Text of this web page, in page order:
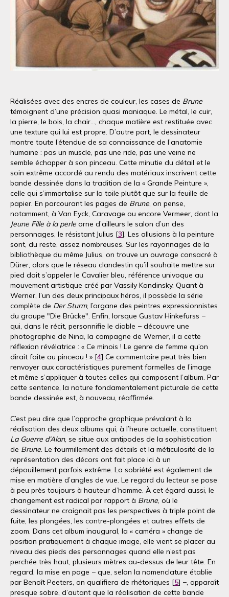
Réalisées avec des encres de couleur, les cases de Brune
témoignent d’une précision quasi maniaque. Le métal, le cuir,
la pierre, le bois, la chair..., chaque matière est restituée avec
une texture qui lui est propre. D’autre part, le dessinateur
montre toute l’étendue de sa connaissance de l’anatomie
humaine : pas un muscle, pas une ride, pas une veine ne
semble échapper à son pinceau. Cette minutie du détail et le
soin extrême accordé au rendu des matériaux inscrivent cette
bande dessinée dans la tradition de la « Grande Peinture »,
celle qui s’immortalise sur la toile plutôt que sur la feuille de
papier. En parcourant les pages de Brune, on pense,
notamment, à Van Eyck, Caravage ou encore Vermeer, dont la
Jeune Fille à la perle orne d’ailleurs le salon d’un des
personnages, le résistant Julius [3]. Les allusions à la peinture
sont, du reste, assez nombreuses. Sur les rayonnages de la
bibliothèque du même Julius, on trouve un ouvrage consacré à
Dürer, alors que le réseau clandestin qu’il souhaite mettre sur
pied doit s’appeler le Cavalier bleu, référence univoque au
mouvement artistique créé par Vassily Kandinsky. Quant à
Werner, l’un des deux principaux héros, il possède la série
complète de Der Sturm, l’organe des peintres expressionnistes
du groupe "Die Brücke". Enfin, lorsque Gustav Hinkefurss −
qui, dans le récit, personnifie le diable − découvre une
photographie de Nina, la compagne de Werner, il a cette
réflexion révélatrice : « Ce minois ! Le genre de femme qu’on
dirait faite au pinceau ! » [4] Ce commentaire peut très bien
renvoyer aux caractéristiques purement formelles de l’image
et même s’appliquer à toutes celles qui composent l’album. Par
cette sentence, la nature fondamentalement picturale de cette
bande dessinée est, à nouveau, réaffirmée.
C’est peu dire que l’approche graphique prévalant à la
réalisation des deux albums qui, à l’heure actuelle, constituent
La Guerre d’Alan, se situe aux antipodes de la sophistication
de Brune. Le fourmillement des détails et la méticulosité de la
représentation des décors ont fait place ici à un
dépouillement parfois extrême. La sobriété est également de
mise en matière d’angles de vue. Le regard du lecteur se pose
à peu près toujours à hauteur d’homme. À cet égard aussi, le
changement est radical par rapport à Brune, où le
dessinateur ne craignait pas les perspectives à triple point de
fuite, les plongées, les contre-plongées et autres effets de
zoom. Dans cet album inaugural, la « caméra » change de
position pratiquement à chaque image, elle vient se placer au
niveau des pieds des personnages quand elle n’est pas
perchée très haut, plusieurs mètres au-dessus de leur tête. En
regard, la mise en page − que, selon la nomenclature établie
par Benoît Peeters, on qualifiera de rhétoriques [5] −, apparaît
presque sobre, d’autant que la réalisation de cette bande